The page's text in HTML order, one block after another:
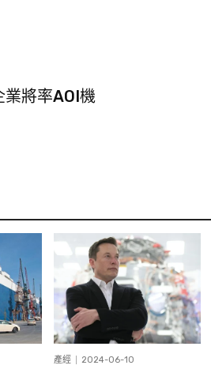
業將率AOI機
產經 2024-06-10